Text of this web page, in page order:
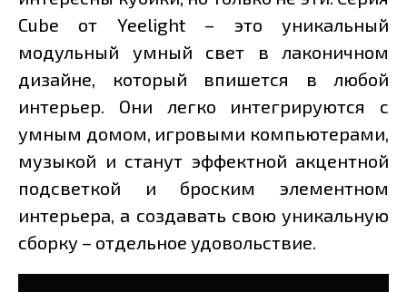
Cube от Yeelight – это уникальный
модульный умный свет в лаконичном
дизайне, который впишется в любой
интерьер. Они легко интегрируются с
умным домом, игровыми компьютерами,
музыкой и станут эффектной акцентной
подсветкой и броским элементном
интерьера, а создавать свою уникальную
сборку – отдельное удовольствие.